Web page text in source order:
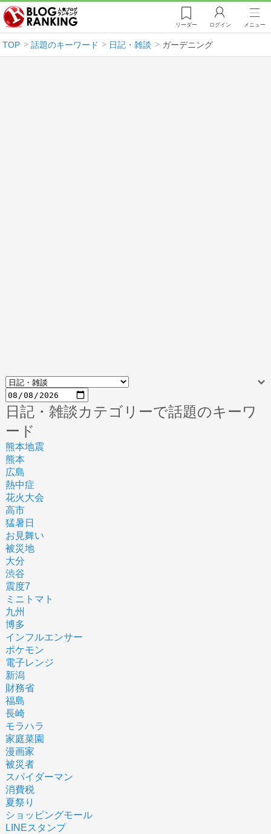
リーダー ログイン メニュー
TOP 話題のキーワード 日記・雑談 ガーデニング
日記・雑談カテゴリーで話題のキーワ
ード
熊本地震
熊本
広島
熱中症
花火大会
高市
猛暑日
お見舞い
被災地
大分
渋谷
震度7
ミニトマト
九州
博多
インフルエンサー
ポケモン
電子レンジ
新潟
財務省
福島
長崎
モラハラ
家庭菜園
漫画家
被災者
スパイダーマン
消費税
夏祭り
ショッピングモール
LINEスタンプ